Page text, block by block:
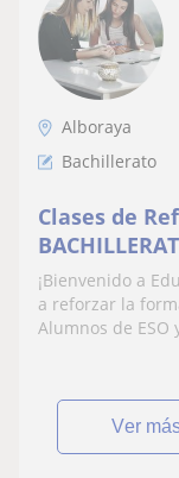
Alboraya
Bachillerato
Clases de
¡Bienvenido a
a reforzar la
Alumnos de
ver